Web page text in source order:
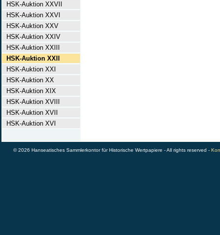
HSK-Auktion XXVII
HSK-Auktion XXVI
HSK-Auktion XXV
HSK-Auktion XXIV
HSK-Auktion XXIII
HSK-Auktion XXII
HSK-Auktion XXI
HSK-Auktion XX
HSK-Auktion XIX
HSK-Auktion XVIII
HSK-Auktion XVII
HSK-Auktion XVI
© 2026 Hanseatisches Sammlerkontor für Historische Wertpapiere - All rights reserved -